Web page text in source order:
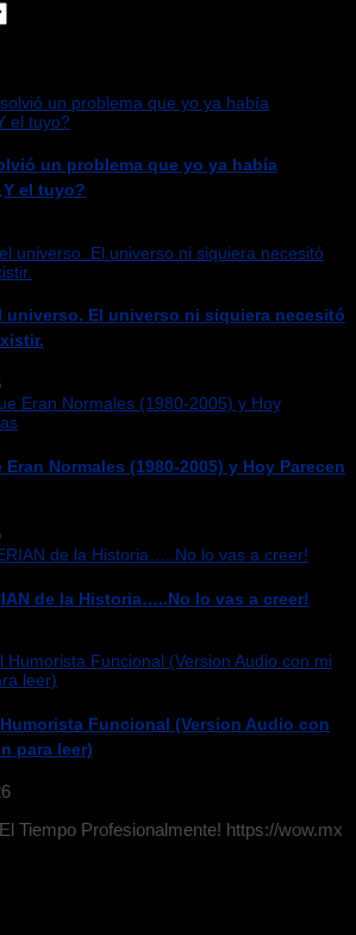
un problema que yo ya había
el tuyo?
universo. El universo ni siquiera necesitó
Eran Normales (1980-2005) y Hoy Parecen
de la Historia…..No lo vas a creer!
Funcional (Version Audio con
para leer)
Tiempo Profesionalmente! https://wow.mx